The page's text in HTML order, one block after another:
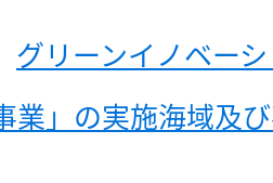
グリーンイノベー
業」の実施海域及